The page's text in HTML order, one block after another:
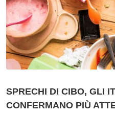
SPRECHI DI CIBO, GLI
CONFERMANO PIÙ